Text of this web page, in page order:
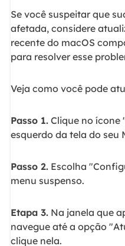
Se você suspeitar que
afetada, considere
recente do macOS
para resolver esse
Veja como você pode
Passo 1.Clique no ícone
esquerdo da tela do seu
Passo 2.Escolha
menu suspenso.
Etapa 3.Na janela que
navegue até a opção
clique nela.